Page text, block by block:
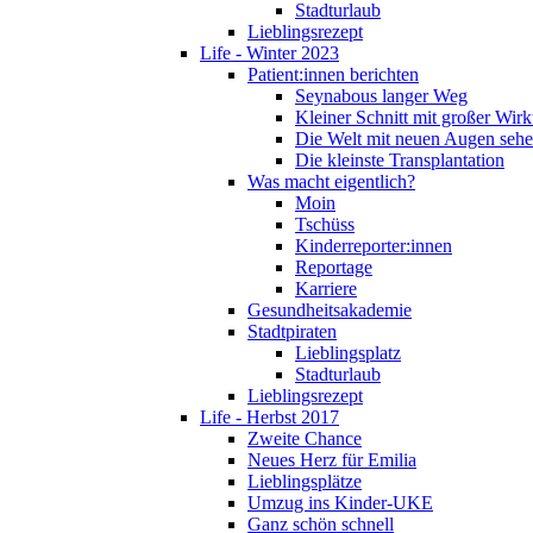
Stadturlaub
Lieblingsrezept
Life - Winter 2023
Patient:innen berichten
Seynabous langer Weg
Kleiner Schnitt mit großer
Die Welt mit neuen Augen
Die kleinste Transplantation
Was macht eigentlich?
Moin
Tschüss
Kinderreporter:innen
Reportage
Karriere
Gesundheitsakademie
Stadtpiraten
Lieblingsplatz
Stadturlaub
Lieblingsrezept
Life - Herbst 2017
Zweite Chance
Neues Herz für Emilia
Lieblingsplätze
Umzug ins Kinder-UKE
Ganz schön schnell